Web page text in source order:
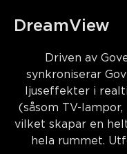
DreamView
Driven av
synkroniserar
ljuseffekter i
(såsom TV-
vilket skapar en
hela rummet.